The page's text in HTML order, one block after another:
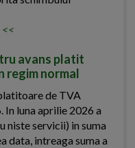
<<
avans platit
regim normal
de TVA
In luna aprilie 2026 a
niste servicii) in suma
data, intreaga suma a